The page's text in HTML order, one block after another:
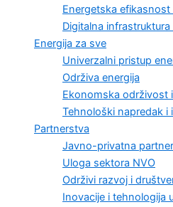
Energetska
Digitalna
Energija za sve
Univerzalni pristup
Održiva energija
Ekonomska održivost
Tehnološki napredak i
Partnerstva
Javno-privatna
Uloga sektora NVO
Održivi razvoj i
Inovacije i tehnologija